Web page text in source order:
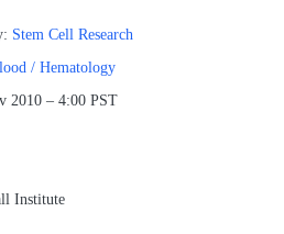
Stem Cell Research
/ Hematology
2010 – 4:00 PST
Institute